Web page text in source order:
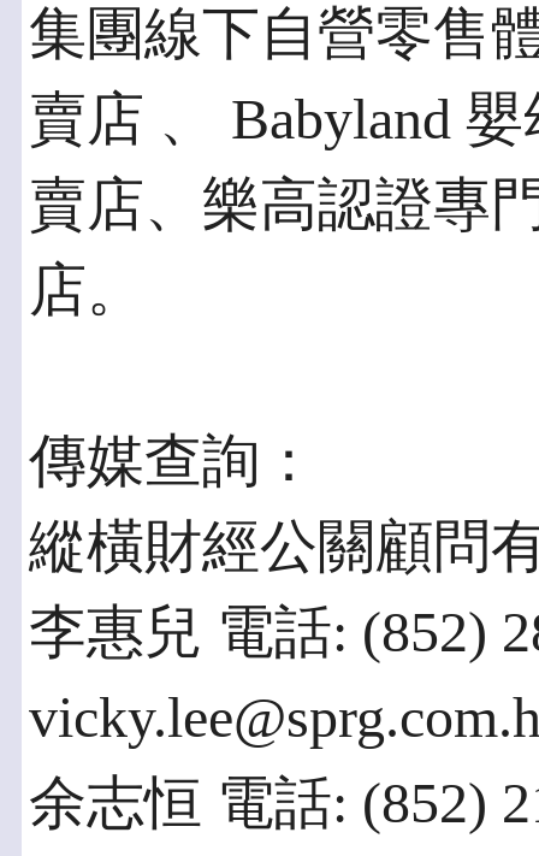
集團線下自營零售
賣店 、 Babyland
賣店、樂高認證專
店。
傳媒查詢：
縱橫財經公關顧問
李惠兒 電話: (852)
余志恒 電話: (852)